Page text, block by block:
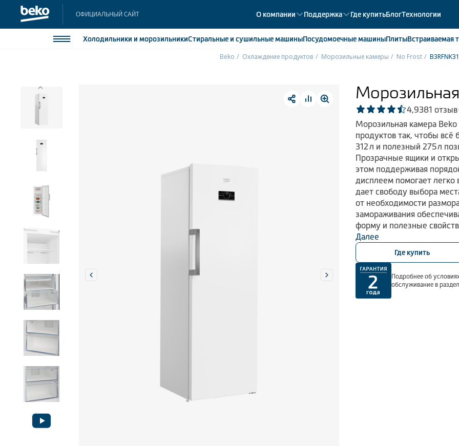
ОФИЦИАЛЬНЫЙ САЙТ О компании Поддержка Где купитьБлогТехнологии
Холодильники и морозильникиСтиральные и сушильные машиныПосудомоечныемашиныПлитыВстраиваемая
Климатическая техника
Beko Охлаждение продуктов Морозильные камеры No Frost
4,9381 отзыв
Морозильная камера Beko
продуктов так, чтобы
312 л и полезный 275 л
Прозрачные ящики и
этом поддерживая
дисплеем помогает
дает свободу выбора
от необходимости
замораживания
форму и полезные
Морозильная камера Beko
продуманную
комфортным.
Далее
Где купить
Подробнее об
обслуживание в